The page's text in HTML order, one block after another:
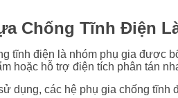
Chống Tĩnh Điện
tĩnh điện là nhóm phụ gia được
hoặc hỗ trợ điện tích phân tán
dụng, các hệ phụ gia chống tĩnh